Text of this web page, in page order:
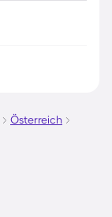
Österreich